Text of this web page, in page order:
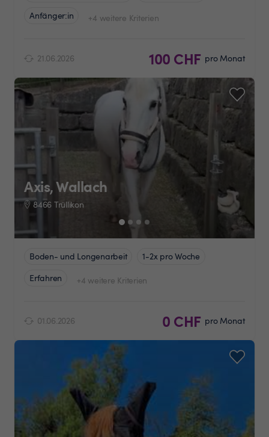
Anfänger:in
+4 weitere Kriterien
21.06.2026 100 CHF pro Monat
Axis, Wallach
8466 Trüllikon
Boden- und Longenarbeit
1-2x pro Woche
Erfahren
+4 weitere Kriterien
01.06.2026 0 CHF pro Monat